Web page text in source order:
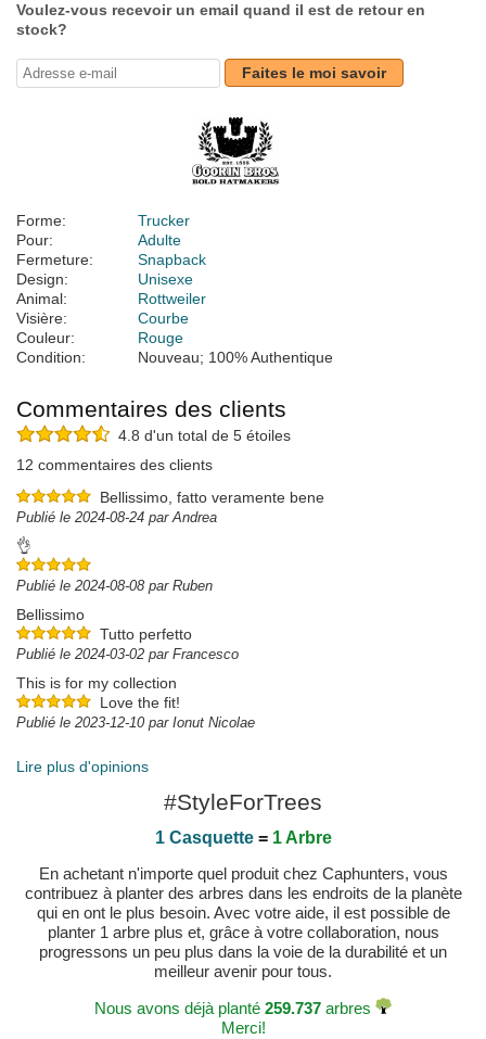
Voulez-vous recevoir un email quand il est de retour en
stock?
Faites le moi savoir
Forme:
Trucker
Pour:
Adulte
Fermeture:
Snapback
Design:
Unisexe
Animal:
Rottweiler
Visière:
Courbe
Couleur:
Rouge
Condition:
Nouveau; 100% Authentique
Commentaires des clients
4.8 d'un total de 5 étoiles
12 commentaires des clients
Bellissimo, fatto veramente bene
Publié le 2024-08-24 par Andrea
👌
Publié le 2024-08-08 par Ruben
Bellissimo
Tutto perfetto
Publié le 2024-03-02 par Francesco
This is for my collection
Love the fit!
Publié le 2023-12-10 par Ionut Nicolae
Lire plus d'opinions
#StyleForTrees
1 Casquette= 1 Arbre
En achetant n'importe quel produit chez Caphunters, vous
contribuez à planter des arbres dans les endroits de la planète
qui en ont le plus besoin. Avec votre aide, il est possible de
planter 1 arbre plus et, grâce à votre collaboration, nous
progressons un peu plus dans la voie de la durabilité et un
meilleur avenir pour tous.
Nous avons déjà planté 259.737 arbres
Merci!